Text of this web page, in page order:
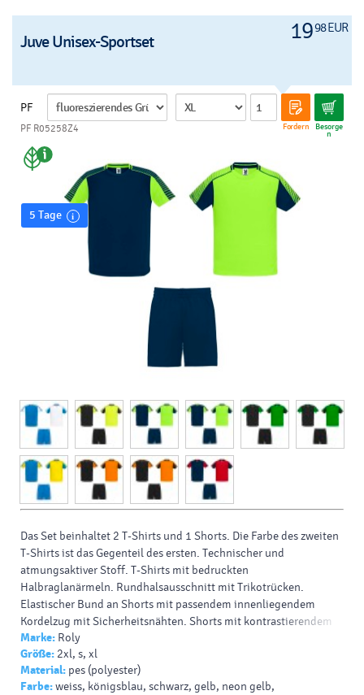
1998 EUR
Juve Unisex-Sportset
PF
Fordern Besorge
n
PF R05258Z4
5 Tage
Das Set beinhaltet 2 T-Shirts und 1 Shorts. Die Farbe des zweiten
T-Shirts ist das Gegenteil des ersten. Technischer und
atmungsaktiver Stoff. T-Shirts mit bedruckten
Halbraglanärmeln. Rundhalsausschnitt mit Trikotrücken.
Elastischer Bund an Shorts mit passendem innenliegendem
Kordelzug mit Sicherheitsnähten. Shorts mit kontrastierendem
Seitenstreifen und Schlitzen am Saum. Abnehmbares Etikett.
Druck-/Dekorationsarten: Siebdruck, Transfer,
Sublimationsdruck, Digitaltransfer
Marke: Roly
Größe: 2xl, s, xl
Material: pes (polyester)
Farbe:weiss, königsblau, schwarz, gelb, neon gelb,